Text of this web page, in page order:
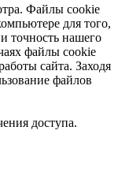
обеспечения
Файлы cookie
для того,
нашего
файлы cookie
сайта. Заходя
файлов